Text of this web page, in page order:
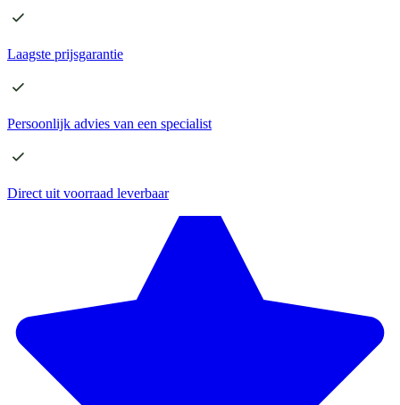
Laagste prijsgarantie
Persoonlijk advies van een specialist
Direct uit voorraad leverbaar